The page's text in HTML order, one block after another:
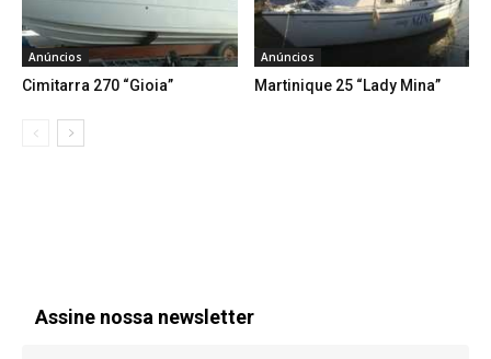
Anúncios
Cimitarra 270 “Gioia”
Anúncios
Martinique 25 “Lady Mina”
Assine nossa newsletter